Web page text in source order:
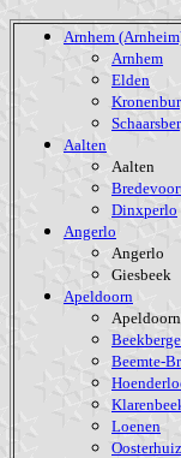
Arnhem
Arnhem
Elden
Aalten
Aalten
Dinxperlo
Angerlo
Angerlo
Giesbeek
Apeldoorn
Apeldoorn
Beemte-
Loenen